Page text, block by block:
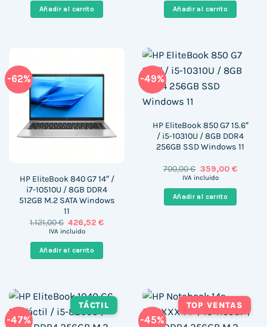
2.250,00 €.
Añadir al carrito
era:
2.171,31 €.
Añadir al carrito
-62%
HP EliteBook 840 G7 14″ /
i7-10510U / 8GB DDR4
512GB M.2 SATA Windows
11
1.121,00€ El
precio
era:
1.121,00 €.
426,52€El
IVA incluido
Añadir al carrito
-49%
HP EliteBook 850 G7 15.6″
/ i5-10310U / 8GB DDR4
256GB SSD Windows 11
700,00€ El
precio
era:
700,00 €.
359,00 €El
es:
359,00
IVA incluido
Añadir al carrito
-47%
TÁCTIL
-45%
TOP VENTAS